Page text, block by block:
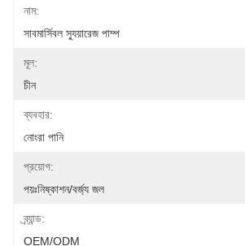
নাম:
সাবমার্সিবল স্যুয়ারেজ পাম্প
মূল:
চীন
ব্যবহার:
নোংরা পানি
প্রয়োগ:
পয়ঃনিষ্কাশন/বর্জ্য জল
ব্র্যান্ড:
OEM/ODM